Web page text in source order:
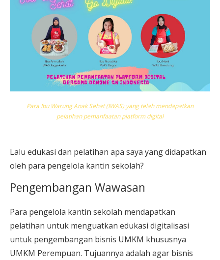
Para Ibu Warung Anak Sehat (IWAS) yang telah mendapatkan
pelatihan pemanfaatan platform digital
Lalu edukasi dan pelatihan apa saya yang didapatkan
oleh para pengelola kantin sekolah?
Pengembangan Wawasan
Para pengelola kantin sekolah mendapatkan
pelatihan untuk menguatkan edukasi digitalisasi
untuk pengembangan bisnis UMKM khususnya
UMKM Perempuan. Tujuannya adalah agar bisnis